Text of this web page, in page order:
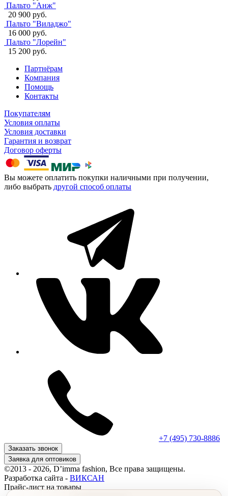
Пальто "Анж"
20 900 руб.
Пальто "Виладжо"
16 000 руб.
Пальто "Лорейн"
15 200 руб.
Партнёрам
Компания
Помощь
Контакты
Покупателям
Условия оплаты
Условия доставки
Гарантия и возврат
Договор оферты
Вы можете оплатить покупки наличными при получении,
либо выбрать другой способ оплаты
+7 (495) 730-8886
Заказать звонок
Заявка для оптовиков
©2013 - 2026, D’imma fashion, Все права защищены.
Разработка сайта - ВИКСАН
Прайс-лист на товары